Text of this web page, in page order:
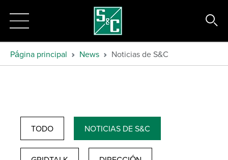
Página principal News Noticias de S&C
TODO NOTICIAS DE S&C